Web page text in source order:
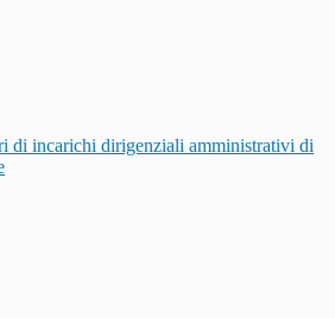
di incarichi dirigenziali amministrativi di